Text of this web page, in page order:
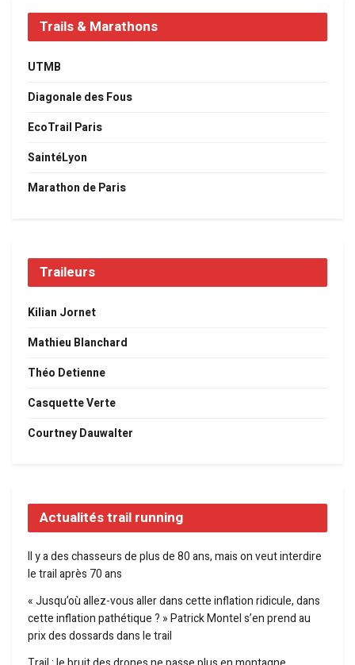
Trails & Marathons
UTMB
Diagonale des Fous
EcoTrail Paris
SaintéLyon
Marathon de Paris
Traileurs
Kilian Jornet
Mathieu Blanchard
Théo Detienne
Casquette Verte
Courtney Dauwalter
Actualités trail running
Il y a des chasseurs de plus de 80 ans, mais on veut interdire
le trail après 70 ans
« Jusqu’où allez-vous aller dans cette inflation ridicule, dans
cette inflation pathétique ? » Patrick Montel s’en prend au
prix des dossards dans le trail